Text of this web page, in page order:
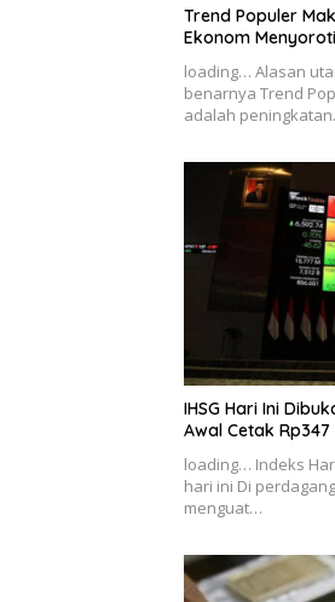
Trend Populer
Ekonom
loading… Alasan
benarnya Trend
adalah
IHSG Hari Ini
Awal Cetak Rp347
loading… Indeks
hari ini Di
menguat…